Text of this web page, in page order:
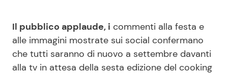
Il pubblico applaude, i commenti alla festa e
alle immagini mostrate sui social confermano
che tutti saranno di nuovo a settembre davanti
alla tv in attesa della sesta edizione del cooking